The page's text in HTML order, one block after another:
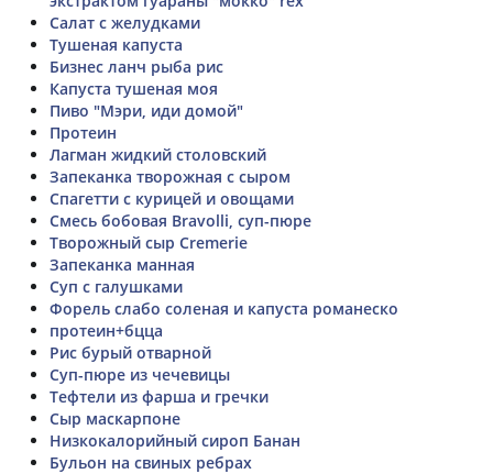
Салат с желудками
Тушеная капуста
Бизнес ланч рыба рис
Капуста тушеная моя
Пиво "Мэри, иди домой"
Протеин
Лагман жидкий столовский
Запеканка творожная с сыром
Спагетти с курицей и овощами
Смесь бобовая Bravolli, суп-пюре
Творожный сыр Cremerie
Запеканка манная
Суп с галушками
Форель слабо соленая и капуста романеско
протеин+бцца
Рис бурый отварной
Суп-пюре из чечевицы
Тефтели из фарша и гречки
Сыр маскарпоне
Низкокалорийный сироп Банан
Бульон на свиных ребрах